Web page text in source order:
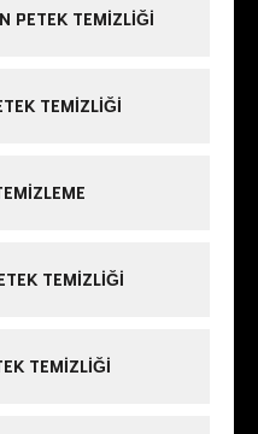
PETEK TEMIZLIĞI
TEMIZLIĞI
TEMIZLIĞI
TEMIZLIĞI